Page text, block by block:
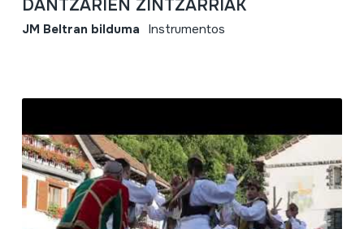
DANTZARIEN ZINTZARRIAK
JM Beltran bilduma Instrumentos